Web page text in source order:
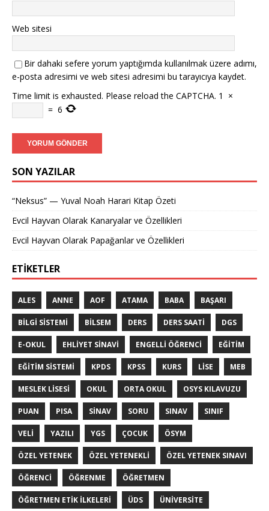
Web sitesi
Bir dahaki sefere yorum yaptığımda kullanılmak üzere adımı,
e-posta adresimi ve web sitesi adresimi bu tarayıcıya kaydet.
Time limit is exhausted. Please reload the CAPTCHA. 1
×
= 6
SON YAZILAR
“Neksus” — Yuval Noah Harari Kitap Özeti
Evcil Hayvan Olarak Kanaryalar ve Özellikleri
Evcil Hayvan Olarak Papağanlar ve Özellikleri
ETIKETLER
ALES ANNE AOF ATAMA BABA BAŞARI
BILGI SISTEMI BILSEM DERS DERS SAATI DGS
E-OKUL EHLIYET SINAVI ENGELLI ÖĞRENCI EĞITIM
EĞITIM SISTEMI KPDS KPSS KURS LISE MEB
MESLEK LISESI OKUL ORTA OKUL OSYS KILAVUZU
PUAN PISA SINAV SORU SINAV SINIF
VELI YAZILI YGS ÇOCUK ÖSYM
ÖZEL YETENEK ÖZEL YETENEKLI ÖZEL YETENEK SINAVI
ÖĞRENCI ÖĞRENME ÖĞRETMEN
ÖĞRETMEN ETIK ILKELERI ÜDS ÜNIVERSITE